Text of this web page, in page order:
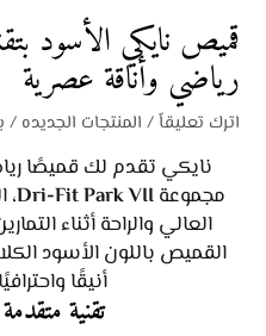
قميص نايكي الأسود
رياضي وأناقة عصرية
اترك تعليقاً/ المنتجات الجديده /
نايكي تقدم لك قميصًا
مجموعةDri-Fit Park VII،
العالي والراحة أثناء
القميص باللون الأسود
أنيقًا
تقنية